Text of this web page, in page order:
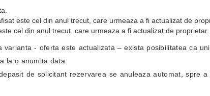
este cel din anul trecut, care urmeaza a fi actualizat de
cel din anul trecut, care urmeaza a fi actualizat de proprietar.
- oferta este actualizata – exista posibilitatea ca
la o anumita data.
de solicitant rezervarea se anuleaza automat, spre